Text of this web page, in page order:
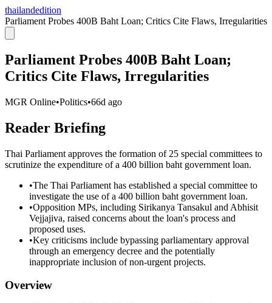
thailandedition
Parliament Probes 400B Baht Loan; Critics Cite Flaws, Irregularities
Parliament Probes 400B Baht Loan;
Critics Cite Flaws, Irregularities
MGR Online•Politics•66d ago
Reader Briefing
Thai Parliament approves the formation of 25 special committees to
scrutinize the expenditure of a 400 billion baht government loan.
•The Thai Parliament has established a special committee to
investigate the use of a 400 billion baht government loan.
•Opposition MPs, including Sirikanya Tansakul and Abhisit
Vejjajiva, raised concerns about the loan's process and
proposed uses.
•Key criticisms include bypassing parliamentary approval
through an emergency decree and the potentially
inappropriate inclusion of non-urgent projects.
Overview